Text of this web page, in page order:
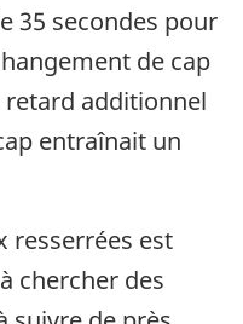
35 secondes pour
de cap
retard additionnel
entraînait un
resserrées est
chercher des